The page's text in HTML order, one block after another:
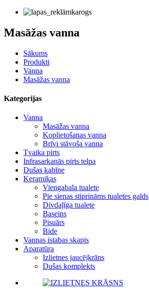
Masāžas vanna
Sākums
Produkti
Vanna
Masāžas vanna
Kategorijas
Vanna
Masāžas vanna
Koplietošanas vanna
Brīvi stāvoša vanna
Tvaika pirts
Infrasarkanās pirts telpa
Dušas kabīne
Keramikas
Viengabala tualete
Pie sienas stiprināms tualetes galds
Divdaļīga tualete
Baseins
Pisuārs
Bide
Vannas istabas skapis
Aparatūra
Izlietnes jaucējkrāns
Dušas komplekts